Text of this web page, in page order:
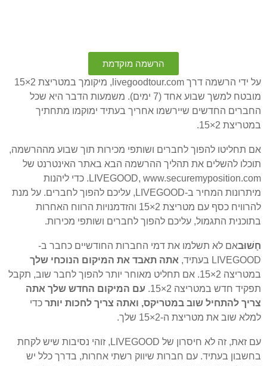
הרשמה מוקדמת
על ידי הרשמה דרך livegoodtour.com, מיקומך במטריצת 2×15
מובטח למשך שבוע אחד (7 ימים). משמעות הדבר היא שכל
החברים החדשים שיירשמו אחריך בעתיד ימוקמו מתחתיך
במטריצת 2×15.
אם תחליטו להפוך לחברים ושותפי מכירות תוך שבוע מההרשמה,
תוכלו להשלים את תהליך ההרשמה הבא באתר האינטרנט של
LIVEGOOD, www.securemyposition.com. כדי ליהנות
מיתרונות המחיר ב-LIVEGOOD, עליכם להפוך לחברים. על מנת
להרוויח כסף עם מטריצת 2×15 והזדמנויות הרווח האחרות
בתוכנית התגמול, עליכם להפוך לחברים ושותפי מכירות.
חָשׁוּבאם לא תשלמו את דמי החברות החודשיים כחבר ב-
LIVEGOOD בעתיד,
אתה תאבד את המיקום הנוכחי שלך
במטריצה 2×15. אם תחליט מאוחר יותר להפוך לחבר שוב, תקבל
תפקיד חדש במטריצה 2×15.
עם המיקום החדש שלך אתה
צריך להתחיל שוב במטריקס, ואתה צריך לחכות יותר כדי
למלא שוב את מטריצת ה-2×15 שלך.
עם זאת, זה לא חיסרון של LIVEGOOD, זוהי נסיבות שיש לקחת
בחשבון בעתיד. עם חברות שיווק רשתי אחרות, בדרך כלל יש